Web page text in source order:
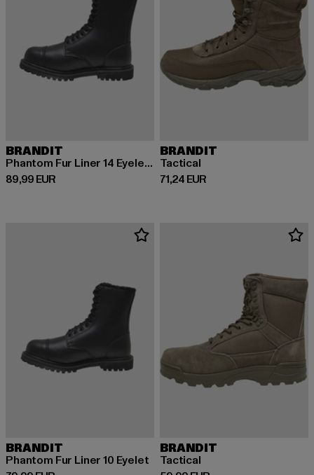
BRANDIT
Phantom Fur Liner 14 Eyelet Boots
89,99 EUR
Derzeitiger Preis: 89,99 EUR
BRANDIT
Tactical
71,24 EUR
Derzeitiger Preis: 71,24 EUR
BRANDIT
Phantom Fur Liner 10 Eyelet
BRANDIT
Tactical